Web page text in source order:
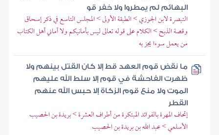
البهائم لم يمطروا ولا خفر قو
التبصرة لابن الجوزي > الطبقة الأولى > المجلس التاسع في ذكر إسحاق
وقصة الذبح > الكلام على قوله تعالى ليس بأمانيكم ولا أماني أهل الكتاب
من يعمل سوءا يجز به
ما نقض قوم العهد قط إلا كان القتل بينهم ولا
ظهرت الفاحشة في قوم إلا سلط الله عليهم
الموت ولا منع قوم الزكاة إلا حبس الله عنهم
القطر
إتحاف المهرة بالفوائد المبتكرة من أطراف العشرة > بريدة بن الحصيب
الأسلمي > عبد الله بن بريدة بن الحصيب